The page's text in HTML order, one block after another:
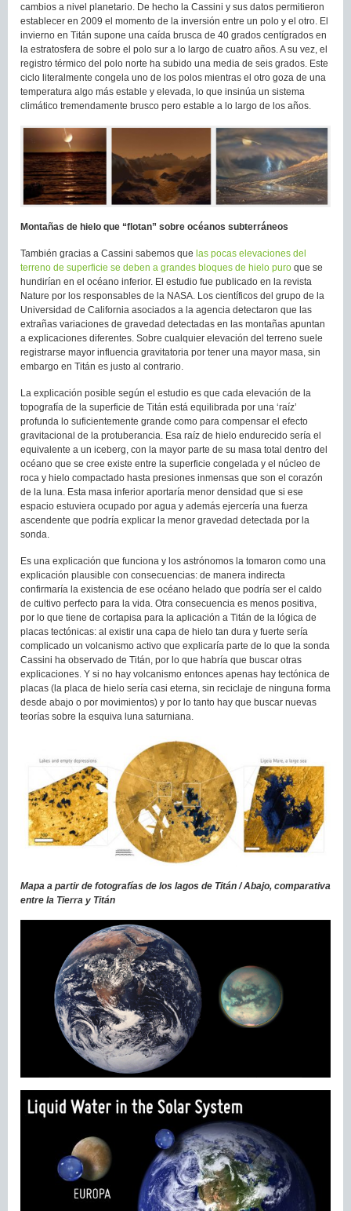
cambios a nivel planetario. De hecho la Cassini y sus datos permitieron
establecer en 2009 el momento de la inversión entre un polo y el otro. El
invierno en Titán supone una caída brusca de 40 grados centígrados en
la estratosfera de sobre el polo sur a lo largo de cuatro años. A su vez, el
registro térmico del polo norte ha subido una media de seis grados. Este
ciclo literalmente congela uno de los polos mientras el otro goza de una
temperatura algo más estable y elevada, lo que insinúa un sistema
climático tremendamente brusco pero estable a lo largo de los años.
Montañas de hielo que “flotan” sobre océanos subterráneos
También gracias a Cassini sabemos que las pocas elevaciones del
terreno de superficie se deben a grandes bloques de hielo puro que se
hundirían en el océano inferior. El estudio fue publicado en la revista
Nature por los responsables de la NASA. Los científicos del grupo de la
Universidad de California asociados a la agencia detectaron que las
extrañas variaciones de gravedad detectadas en las montañas apuntan
a explicaciones diferentes. Sobre cualquier elevación del terreno suele
registrarse mayor influencia gravitatoria por tener una mayor masa, sin
embargo en Titán es justo al contrario.
La explicación posible según el estudio es que cada elevación de la
topografía de la superficie de Titán está equilibrada por una ‘raíz’
profunda lo suficientemente grande como para compensar el efecto
gravitacional de la protuberancia. Esa raíz de hielo endurecido sería el
equivalente a un iceberg, con la mayor parte de su masa total dentro del
océano que se cree existe entre la superficie congelada y el núcleo de
roca y hielo compactado hasta presiones inmensas que son el corazón
de la luna. Esta masa inferior aportaría menor densidad que si ese
espacio estuviera ocupado por agua y además ejercería una fuerza
ascendente que podría explicar la menor gravedad detectada por la
sonda.
Es una explicación que funciona y los astrónomos la tomaron como una
explicación plausible con consecuencias: de manera indirecta
confirmaría la existencia de ese océano helado que podría ser el caldo
de cultivo perfecto para la vida. Otra consecuencia es menos positiva,
por lo que tiene de cortapisa para la aplicación a Titán de la lógica de
placas tectónicas: al existir una capa de hielo tan dura y fuerte sería
complicado un volcanismo activo que explicaría parte de lo que la sonda
Cassini ha observado de Titán, por lo que habría que buscar otras
explicaciones. Y si no hay volcanismo entonces apenas hay tectónica de
placas (la placa de hielo sería casi eterna, sin reciclaje de ninguna forma
desde abajo o por movimientos) y por lo tanto hay que buscar nuevas
teorías sobre la esquiva luna saturniana.
Mapa a partir de fotografías de los lagos de Titán / Abajo, comparativa
entre la Tierra y Titán